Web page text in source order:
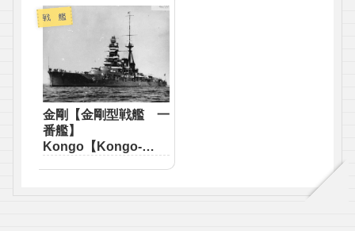
Third】
戦 艦
金剛【金剛型戦艦 一
番艦】
Kongo【Kongo-